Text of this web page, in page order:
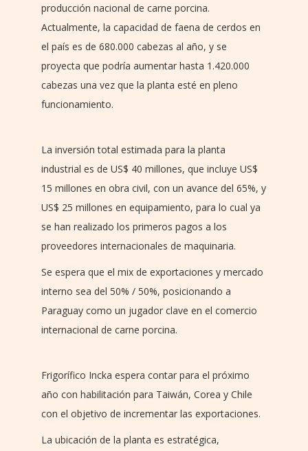
producción nacional de carne porcina.
Actualmente, la capacidad de faena de cerdos en
el país es de 680.000 cabezas al año, y se
proyecta que podría aumentar hasta 1.420.000
cabezas una vez que la planta esté en pleno
funcionamiento.
La inversión total estimada para la planta
industrial es de US$ 40 millones, que incluye US$
15 millones en obra civil, con un avance del 65%, y
US$ 25 millones en equipamiento, para lo cual ya
se han realizado los primeros pagos a los
proveedores internacionales de maquinaria.
Se espera que el mix de exportaciones y mercado
interno sea del 50% / 50%, posicionando a
Paraguay como un jugador clave en el comercio
internacional de carne porcina.
Frigorífico Incka espera contar para el próximo
año con habilitación para Taiwán, Corea y Chile
con el objetivo de incrementar las exportaciones.
La ubicación de la planta es estratégica,